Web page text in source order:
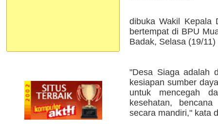
dibuka Wakil Kepala
bertempat di BPU
Badak, Selasa (19/11)
"Desa Siaga adalah
kesiapan sumber
untuk mencegah
kesehatan,
secara mandiri," kata